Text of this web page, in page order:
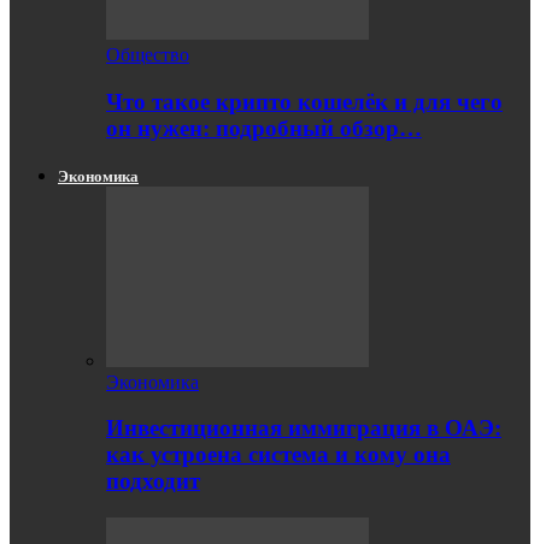
Общество
Что такое крипто кошелёк и для чего
он нужен: подробный обзор…
Экономика
Экономика
Инвестиционная иммиграция в ОАЭ:
как устроена система и кому она
подходит